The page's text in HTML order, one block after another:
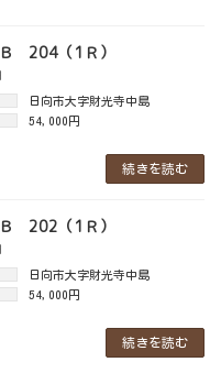
204（1Ｒ）
続きを読む
日向市大字財光寺中島
54,000円
202（1Ｒ）
続きを読む
日向市大字財光寺中島
54,000円